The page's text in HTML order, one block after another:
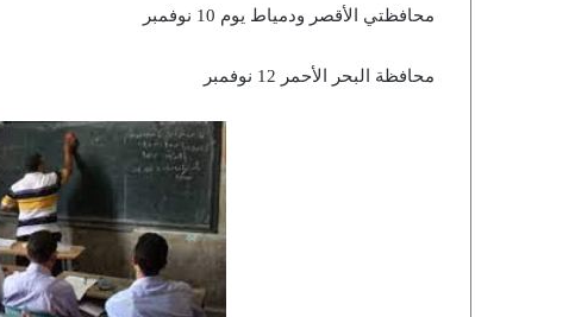
محافظتي الأقصر ودمياط يوم 10 نوفمبر
محافظة البحر الأحمر 12 نوفمبر